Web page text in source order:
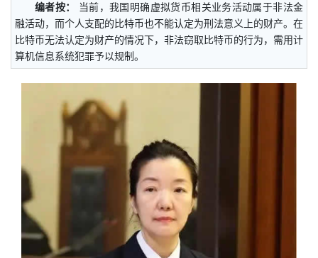
编者按：
当前，我国明确虚拟货币相关业务活动属于非法金
融活动，而个人支配的比特币也不能认定为刑法意义上的财产。在
比特币无法认定为财产的情况下，非法窃取比特币的行为，需用计
算机信息系统犯罪予以规制。